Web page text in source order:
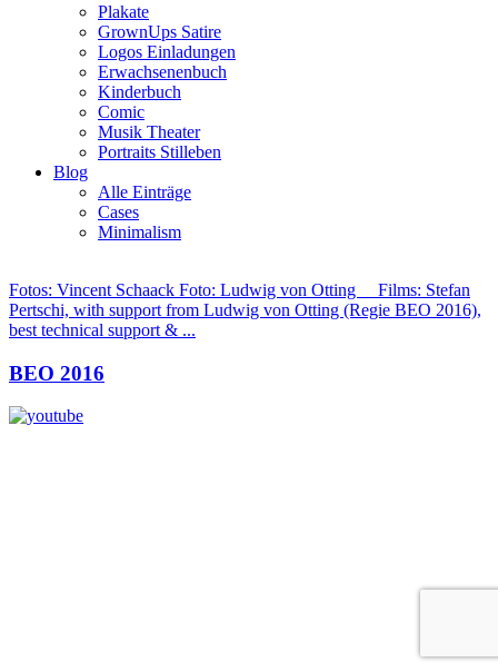
Plakate
GrownUps Satire
Logos Einladungen
Erwachsenenbuch
Kinderbuch
Comic
Musik Theater
Portraits Stilleben
Blog
Alle Einträge
Cases
Minimalism
Fotos: Vincent Schaack Foto: Ludwig von Otting Films: Stefan
Pertschi, with support from Ludwig von Otting (Regie BEO 2016),
best technical support & ...
BEO 2016